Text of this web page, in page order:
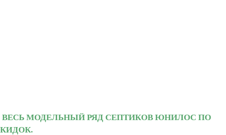
ВЕСЬ МОДЕЛЬНЫЙ РЯД СЕПТИКОВ ЮНИЛОС ПО